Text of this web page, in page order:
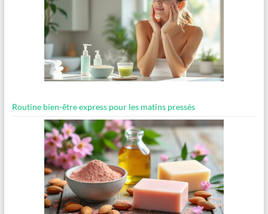
Routine bien-être express pour les matins pressés